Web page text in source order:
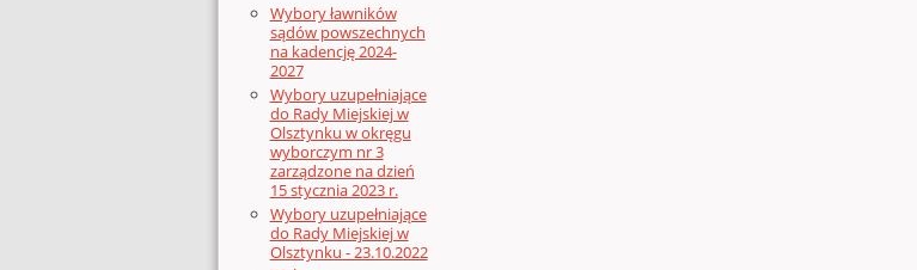
Wybory ławników
sądów powszechnych
na kadencję 2024-
2027
Wybory uzupełniające
do Rady Miejskiej w
Olsztynku w okręgu
wyborczym nr 3
zarządzone na dzień
15 stycznia 2023 r.
Wybory uzupełniające
do Rady Miejskiej w
Olsztynku - 23.10.2022